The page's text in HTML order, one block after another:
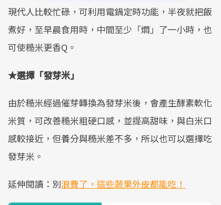
現代人比較忙碌，可利用電鍋定時功能，半夜就把飯
煮好，至早晨食用時，中間至少「燜」了一小時，也
可使糙米更香Q。
★選擇「發芽米」
由於糙米經過催芽轉換為發芽米後，會產生酵素軟化
米質，可改善糙米粗硬口感，並提高甜味，與白米口
感較接近，但養分與糙米差不多，所以也可以選擇吃
發芽米。
延伸閱讀：別浪費了，這些蔬果外皮都能吃！